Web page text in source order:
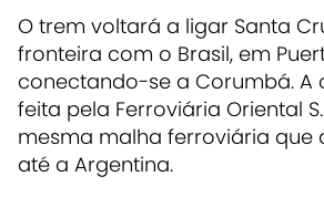
O trem voltará a ligar Santa
fronteira com o Brasil, em
conectando-se a Corumbá. A
feita pela Ferroviária Oriental
mesma malha ferroviária que
até a Argentina.